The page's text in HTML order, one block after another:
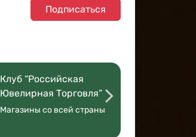
Подписаться
Клуб “Российская
Ювелирная Торговля”
Магазины со всей страны